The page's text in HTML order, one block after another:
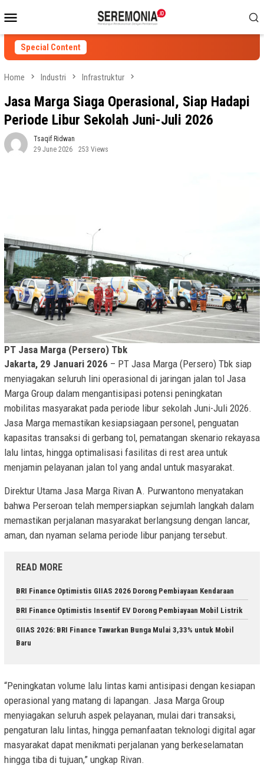
to
contentMenu
Special Content
Home Industri Infrastruktur
Jasa Marga Siaga Operasional, Siap Hadapi
Periode Libur Sekolah Juni-Juli 2026
Tsaqif Ridwan
29 June 2026
253 Views
PT Jasa Marga (Persero) Tbk
Jakarta, 29 Januari 2026 – PT Jasa Marga (Persero) Tbk siap
menyiagakan seluruh lini operasional di jaringan jalan tol Jasa
Marga Group dalam mengantisipasi potensi peningkatan
mobilitas masyarakat pada periode libur sekolah Juni-Juli 2026.
Jasa Marga memastikan kesiapsiagaan personel, penguatan
kapasitas transaksi di gerbang tol, pematangan skenario rekayasa
lalu lintas, hingga optimalisasi fasilitas di rest area untuk
menjamin pelayanan jalan tol yang andal untuk masyarakat.
Direktur Utama Jasa Marga Rivan A. Purwantono menyatakan
bahwa Perseroan telah mempersiapkan sejumlah langkah dalam
memastikan perjalanan masyarakat berlangsung dengan lancar,
aman, dan nyaman selama periode libur panjang tersebut.
READ MORE
BRI Finance Optimistis GIIAS 2026 Dorong Pembiayaan Kendaraan
BRI Finance Optimistis Insentif EV Dorong Pembiayaan Mobil Listrik
GIIAS 2026: BRI Finance Tawarkan Bunga Mulai 3,33% untuk Mobil
Baru
“Peningkatan volume lalu lintas kami antisipasi dengan kesiapan
operasional yang matang di lapangan. Jasa Marga Group
menyiagakan seluruh aspek pelayanan, mulai dari transaksi,
pengaturan lalu lintas, hingga pemanfaatan teknologi digital agar
masyarakat dapat menikmati perjalanan yang berkeselamatan
hingga tiba di tujuan,” ungkap Rivan.